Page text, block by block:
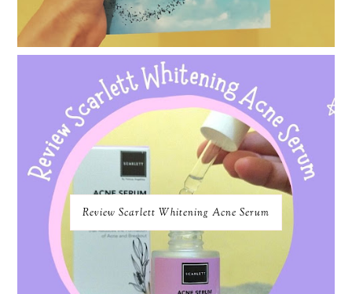
Review Scarlett Whitening Acne Serum